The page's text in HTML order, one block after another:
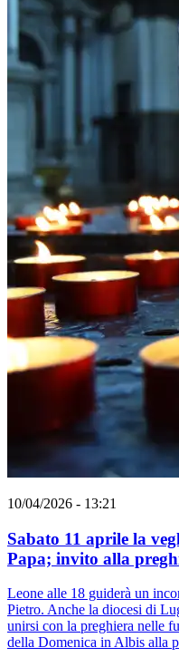
10/04/2026 - 13:21
Sabato 11 aprile la
Papa; invito alla
Leone alle 18 guiderà un
Pietro. Anche la diocesi di
unirsi con la preghiera nelle
della Domenica in Albis alla